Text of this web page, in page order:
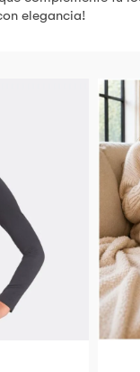
elegancia!